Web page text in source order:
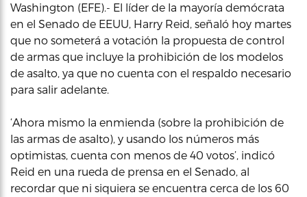
Washington (EFE).- El líder de la mayoría demócrata
en el Senado de EEUU, Harry Reid, señaló hoy martes
que no someterá a votación la propuesta de control
de armas que incluye la prohibición de los modelos
de asalto, ya que no cuenta con el respaldo necesario
para salir adelante.
‘Ahora mismo la enmienda (sobre la prohibición de
las armas de asalto), y usando los números más
optimistas, cuenta con menos de 40 votos’, indicó
Reid en una rueda de prensa en el Senado, al
recordar que ni siquiera se encuentra cerca de los 60